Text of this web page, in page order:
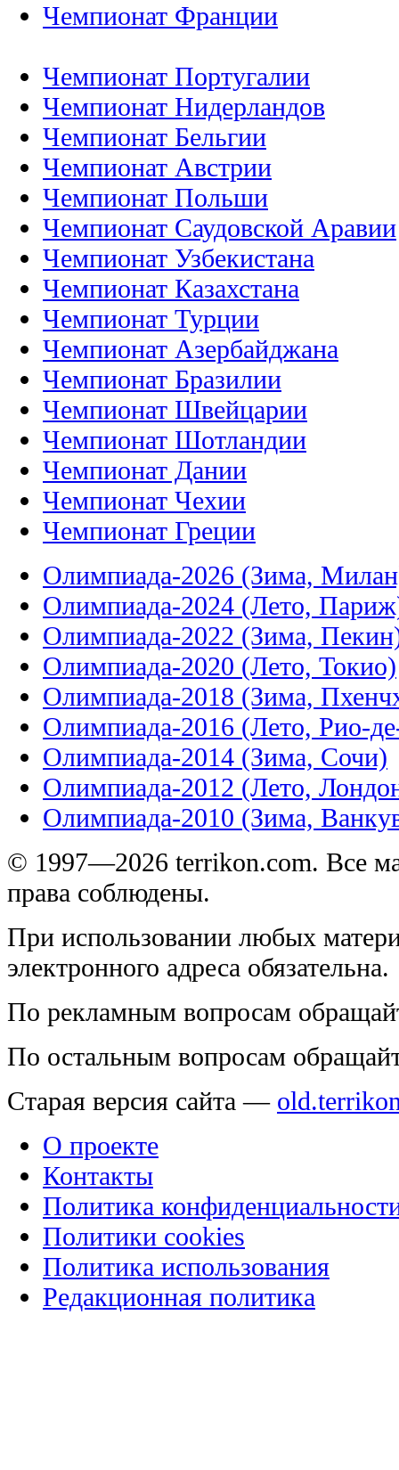
Чемпионат Франции
Чемпионат Португалии
Чемпионат Нидерландов
Чемпионат Бельгии
Чемпионат Австрии
Чемпионат Польши
Чемпионат Саудовской Аравии
Чемпионат Узбекистана
Чемпионат Казахстана
Чемпионат Турции
Чемпионат Азербайджана
Чемпионат Бразилии
Чемпионат Швейцарии
Чемпионат Шотландии
Чемпионат Дании
Чемпионат Чехии
Чемпионат Греции
Олимпиада-2026 (Зима,
Олимпиада-2024 (Лето,
Олимпиада-2022 (Зима,
Олимпиада-2020 (Лето, Токио)
Олимпиада-2018 (Зима,
Олимпиада-2016 (Лето, Рио-
Олимпиада-2014 (Зима, Сочи)
Олимпиада-2012 (Лето,
Олимпиада-2010 (Зима,
© 1997—2026 terrikon.com. Все
права соблюдены.
При использовании любых
электронного адреса обязательна.
По рекламным вопросам
По остальным вопросам
Старая версия сайта —
О проекте
Контакты
Политика
Политики cookies
Политика использования
Редакционная политика